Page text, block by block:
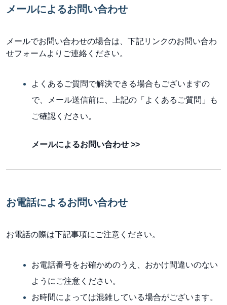
メールによるお問い合わせ
メールでお問い合わせの場合は、下記リンクのお問い合わ
せフォームよりご連絡ください。
よくあるご質問で解決できる場合もございますの
で、メール送信前に、上記の「よくあるご質問」も
ご確認ください。
メールによるお問い合わせ >>
お電話によるお問い合わせ
お電話の際は下記事項にご注意ください。
お電話番号をお確かめのうえ、おかけ間違いのない
ようにご注意ください。
お時間によっては混雑している場合がございます。